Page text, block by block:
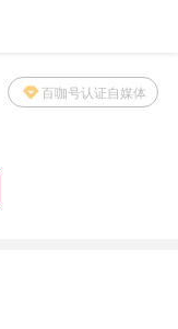
百咖号认证自媒体